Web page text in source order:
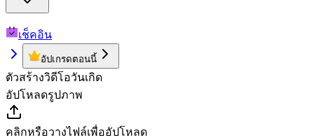
เช็คอิน
อัปเกรดตอนนี้
ตัวสร้างวิดีโอวันเกิด
อัปโหลดรูปภาพ
คลิกหรือวางไฟล์เพื่ออัปโหลด